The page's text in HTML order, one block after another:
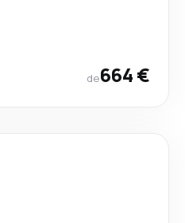
de664 €